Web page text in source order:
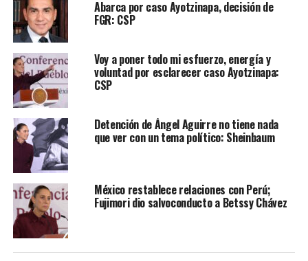
familia en el merecido
homenaje en el Palacio de
Bellas
Artes. #JoséJoséEsDeMéxico
pic.twitter.com/bwoTsLJWow
— Dra. Claudia Sheinbaum (@Claudiashein)
2019
Te puede interesar:
Despedida a José José en
Abarca por caso Ayotzinapa, decisión de
FGR: CSP
Voy a poner todo mi esfuerzo, energía y
voluntad por esclarecer caso Ayotzinapa:
CSP
Detención de Ángel Aguirre no tiene nada
que ver con un tema político: Sheinbaum
México restablece relaciones con Perú;
Fujimori dio salvoconducto a Betssy Chávez